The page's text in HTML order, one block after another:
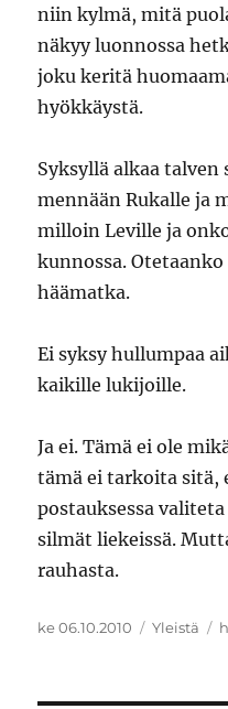
niin kylmä, mitä
näkyy luonnossa
joku keritä
hyökkäystä.
Syksyllä alkaa
mennään Rukalle ja
milloin Leville ja
kunnossa.
häämatka.
Ei syksy hullumpaa
kaikille lukijoille.
Ja ei. Tämä ei ole
tämä ei tarkoita sitä,
postauksessa
silmät liekeissä.
rauhasta.
Julkaistu
ke 06.10.2010 Kategoriat
Yleistä